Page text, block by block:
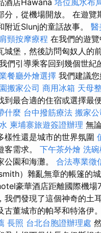
分，從機場開放。 在遊
附近Slunj的童話故事。 醫
頸按摩療程 在我們的遊
城堡，然後訪問匈奴人的
們引導乘客回到幾個世紀
餐廳外燴選擇 我們建議
搬家公司 商用冰箱 天母
到最合適的住宿或選擇最
什麼 台中撥筋療法 搬家
柬埔寨旅遊簽證辦理 無
樣性還是城市的世界氛圍
客需求。 下午茶外燴 洗
公園和海灘。 合法專業徵
）雜亂無章的帳篷的
豪華酒店距離國際機場
我們發現了這個神奇的土
古董城市的帕琴和特洛伊。
長照 台北台胞證辦理處